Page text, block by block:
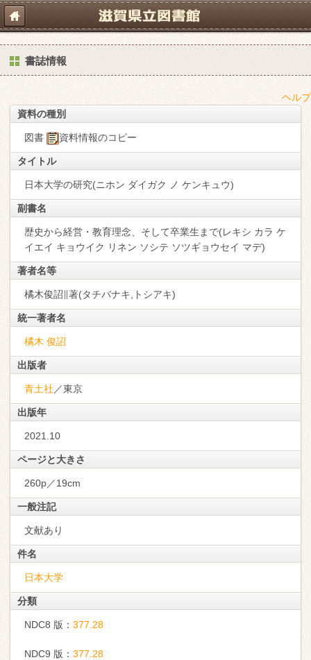
書誌情報
ヘルプ
資料の種別
図書 資料情報のコピー
タイトル
日本大学の研究(ニホン ダイガク ノ ケンキュウ)
副書名
歴史から経営・教育理念、そして卒業生まで(レキシ カラ ケ
イエイ キョウイク リネン ソシテ ソツギョウセイ マデ)
著者名等
橘木俊詔∥著(タチバナキ,トシアキ)
統一著者名
橘木 俊詔
出版者
青土社 ／東京
出版年
2021.10
ページと大きさ
260p／19cm
一般注記
文献あり
件名
日本大学
分類
NDC8 版： 377.28
NDC9 版： 377.28